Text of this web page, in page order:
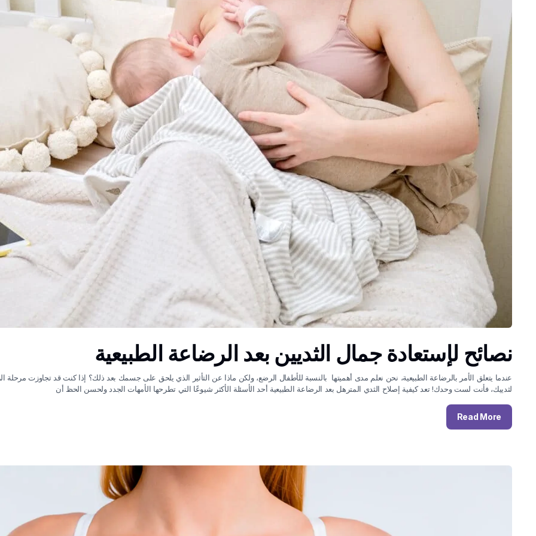
نصائح لإستعادة جمال الثديين بعد الرضاعة الطبيعية
عندما يتعلق الأمر بالرضاعة الطبيعية، نحن نعلم مدى أهميتها بالنسبة للأطفال الرضع، ولكن ماذا عن التأثير الذي يلحق على جسمك بعد ذلك؟ إذا كنت قد تجاوزت مرحلة
لثدييك، فأنت لست وحدك! تعد كيفية إصلاح الثدي المترهل بعد الرضاعة الطبيعية أحد الأسئلة الأكثر شيوعًا التي تطرحها الأمهات الجدد ولحسن الحظ أن
Read More